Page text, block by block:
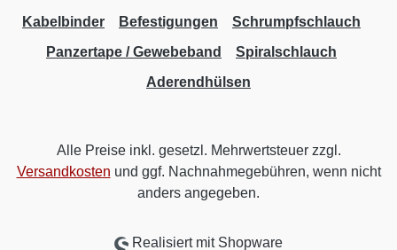
Kabelbinder Befestigungen
Schrumpfschlauch
Panzertape / Gewebeband
Spiralschlauch
Aderendhülsen
Alle Preise inkl. gesetzl. Mehrwertsteuer zzgl.
Versandkosten und ggf. Nachnahmegebühren, wenn nicht
anders angegeben.
Realisiert mit Shopware